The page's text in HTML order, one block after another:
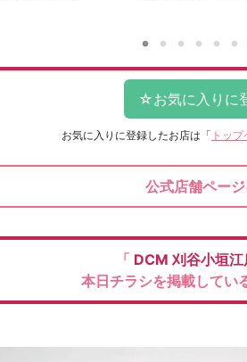
お気に入りに登録したお店は 「 トッ
公式店舗ページ
「 DCM 刈谷小垣江
本日チラシを掲載してい